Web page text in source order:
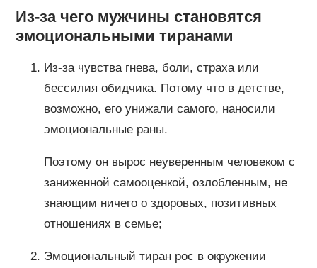
Из-за чего мужчины становятся
эмоциональными тиранами
Из-за чувства гнева, боли, страха или
бессилия обидчика. Потому что в детстве,
возможно, его унижали самого, наносили
эмоциональные раны.
Поэтому он вырос неуверенным человеком с
заниженной самооценкой, озлобленным, не
знающим ничего о здоровых, позитивных
отношениях в семье;
Эмоциональный тиран рос в окружении